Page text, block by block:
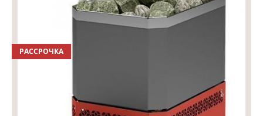
РАССРОЧКА